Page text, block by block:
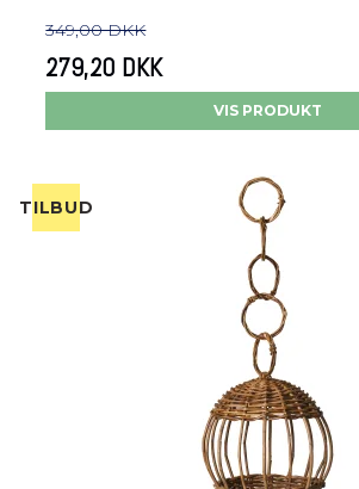
349,00 DKK
279,20 DKK
VIS PRODUKT
TILBUD